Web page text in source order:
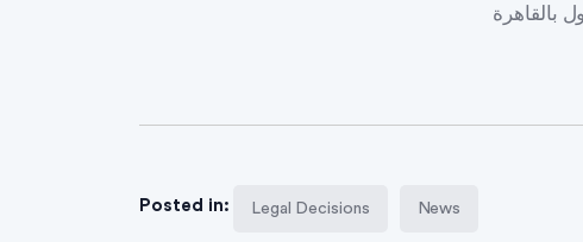
Posted in: Legal Decisions News